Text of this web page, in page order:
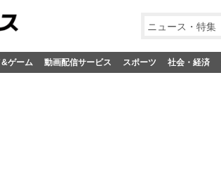
ニュース・特集
&ゲーム 動画配信サービス スポーツ 社会・経済